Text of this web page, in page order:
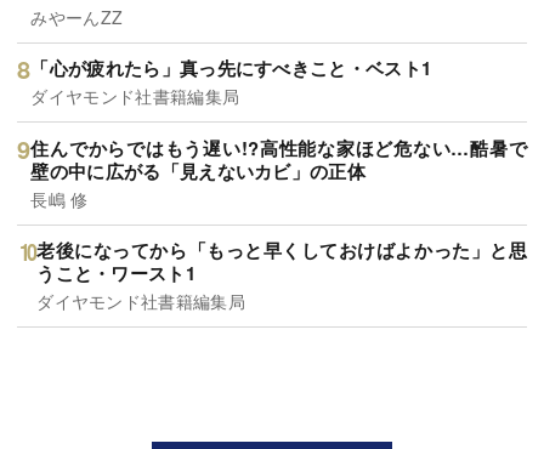
みやーんZZ
「心が疲れたら」真っ先にすべきこと・ベスト1
ダイヤモンド社書籍編集局
住んでからではもう遅い!?高性能な家ほど危ない…酷暑で
壁の中に広がる「見えないカビ」の正体
長嶋 修
老後になってから「もっと早くしておけばよかった」と思
うこと・ワースト1
ダイヤモンド社書籍編集局